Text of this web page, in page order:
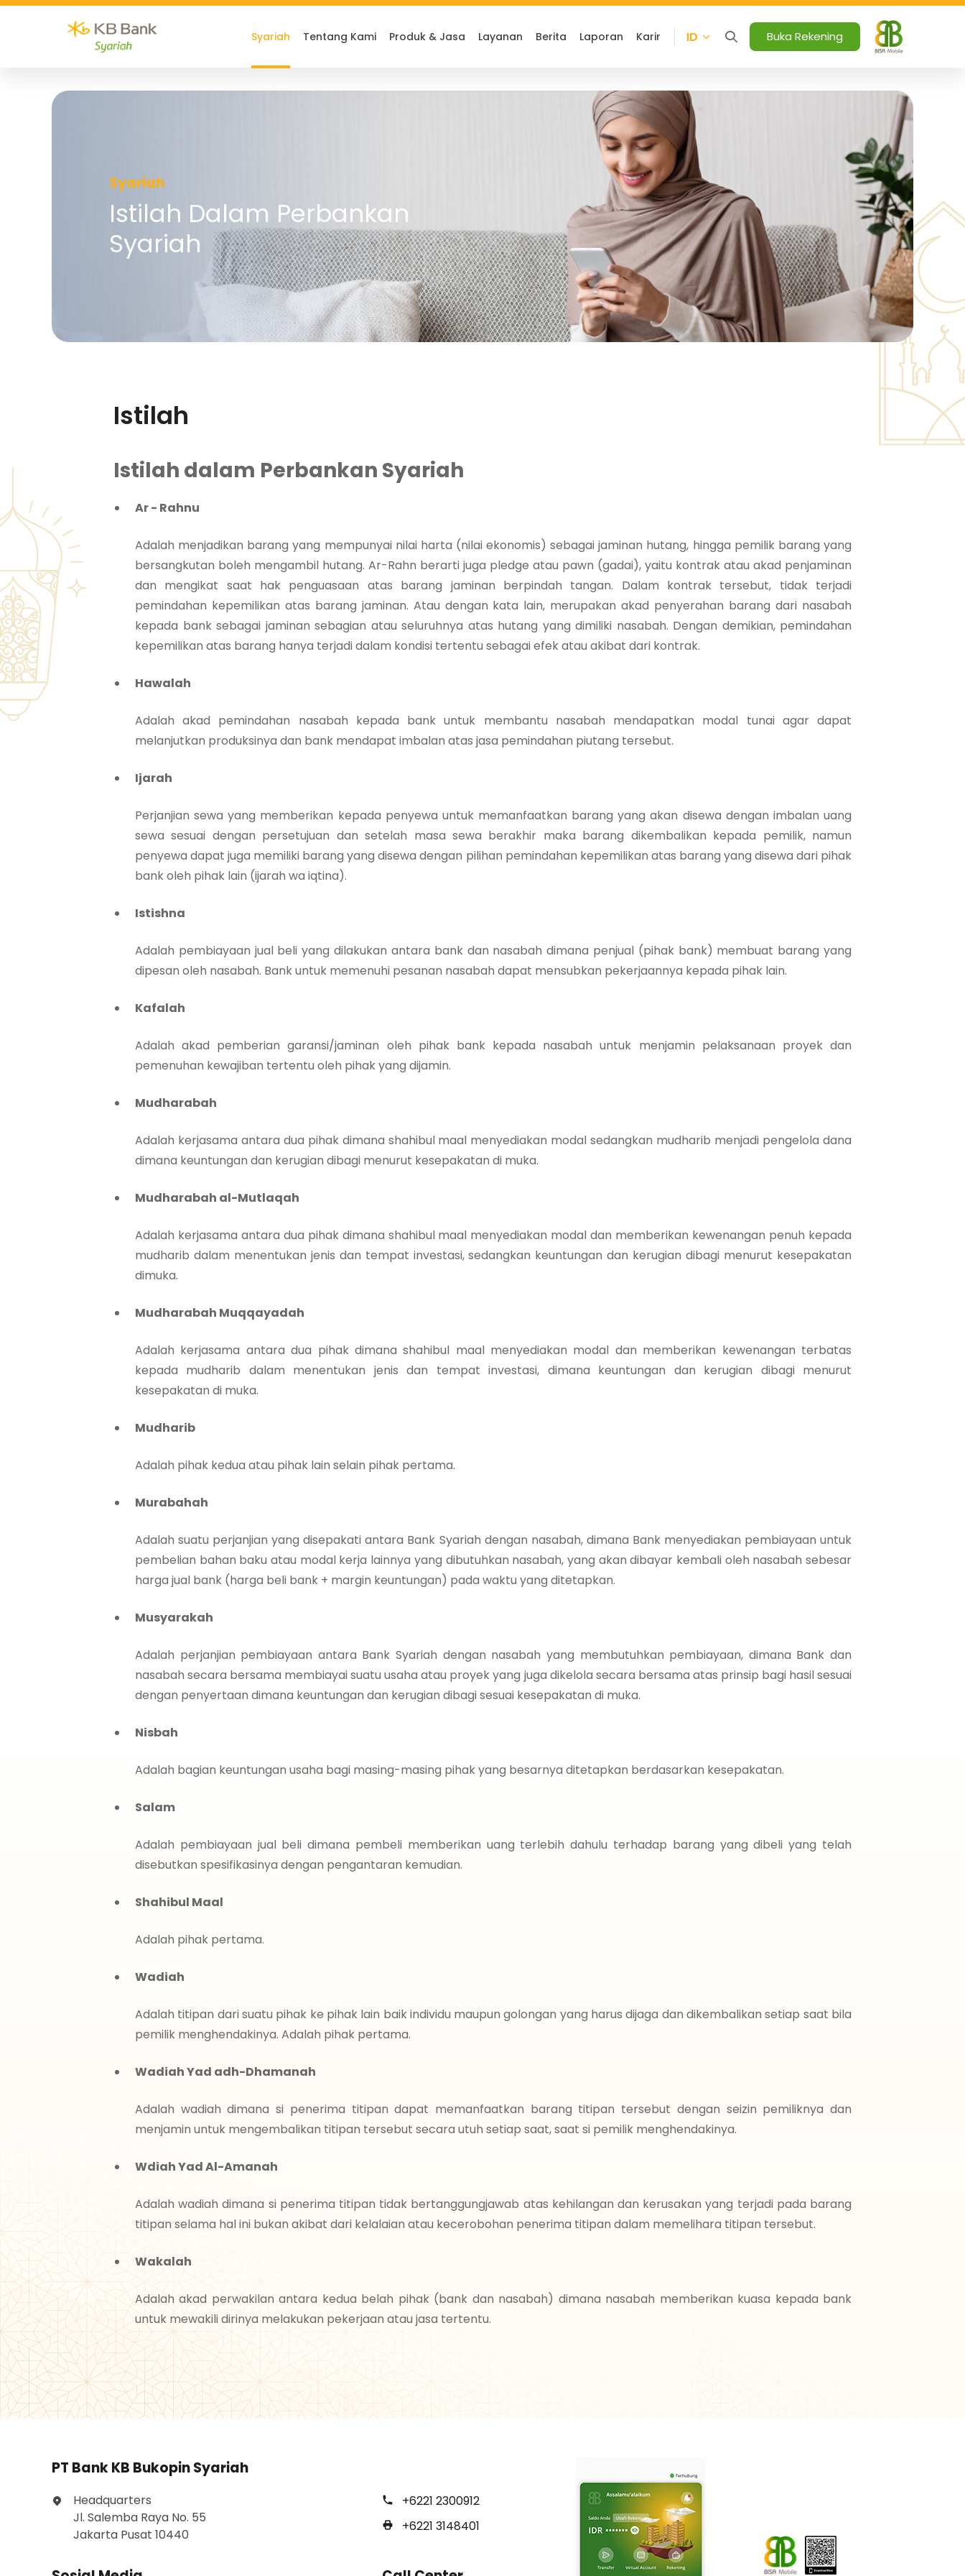
Syariah Tentang Kami Produk & Jasa Layanan Berita Laporan Karir ID Buka Rekening
Syariah
Istilah Dalam Perbankan
Syariah
Istilah
Istilah dalam Perbankan Syariah
Ar - Rahnu
Adalah menjadikan barang yang mempunyai nilai harta (nilai ekonomis) sebagai jaminan hutang, hingga pemilik barang yang
bersangkutan boleh mengambil hutang. Ar-Rahn berarti juga pledge atau pawn (gadai), yaitu kontrak atau akad penjaminan
dan mengikat saat hak penguasaan atas barang jaminan berpindah tangan. Dalam kontrak tersebut, tidak terjadi
pemindahan kepemilikan atas barang jaminan. Atau dengan kata lain, merupakan akad penyerahan barang dari nasabah
kepada bank sebagai jaminan sebagian atau seluruhnya atas hutang yang dimiliki nasabah. Dengan demikian, pemindahan
kepemilikan atas barang hanya terjadi dalam kondisi tertentu sebagai efek atau akibat dari kontrak.
Hawalah
Adalah akad pemindahan nasabah kepada bank untuk membantu nasabah mendapatkan modal tunai agar dapat
melanjutkan produksinya dan bank mendapat imbalan atas jasa pemindahan piutang tersebut.
Ijarah
Perjanjian sewa yang memberikan kepada penyewa untuk memanfaatkan barang yang akan disewa dengan imbalan uang
sewa sesuai dengan persetujuan dan setelah masa sewa berakhir maka barang dikembalikan kepada pemilik, namun
penyewa dapat juga memiliki barang yang disewa dengan pilihan pemindahan kepemilikan atas barang yang disewa dari pihak
bank oleh pihak lain (ijarah wa iqtina).
Istishna
Adalah pembiayaan jual beli yang dilakukan antara bank dan nasabah dimana penjual (pihak bank) membuat barang yang
dipesan oleh nasabah. Bank untuk memenuhi pesanan nasabah dapat mensubkan pekerjaannya kepada pihak lain.
Kafalah
Adalah akad pemberian garansi/jaminan oleh pihak bank kepada nasabah untuk menjamin pelaksanaan proyek dan
pemenuhan kewajiban tertentu oleh pihak yang dijamin.
Mudharabah
Adalah kerjasama antara dua pihak dimana shahibul maal menyediakan modal sedangkan mudharib menjadi pengelola dana
dimana keuntungan dan kerugian dibagi menurut kesepakatan di muka.
Mudharabah al-Mutlaqah
Adalah kerjasama antara dua pihak dimana shahibul maal menyediakan modal dan memberikan kewenangan penuh kepada
mudharib dalam menentukan jenis dan tempat investasi, sedangkan keuntungan dan kerugian dibagi menurut kesepakatan
dimuka.
Mudharabah Muqqayadah
Adalah kerjasama antara dua pihak dimana shahibul maal menyediakan modal dan memberikan kewenangan terbatas
kepada mudharib dalam menentukan jenis dan tempat investasi, dimana keuntungan dan kerugian dibagi menurut
kesepakatan di muka.
Mudharib
Adalah pihak kedua atau pihak lain selain pihak pertama.
Murabahah
Adalah suatu perjanjian yang disepakati antara Bank Syariah dengan nasabah, dimana Bank menyediakan pembiayaan untuk
pembelian bahan baku atau modal kerja lainnya yang dibutuhkan nasabah, yang akan dibayar kembali oleh nasabah sebesar
harga jual bank (harga beli bank + margin keuntungan) pada waktu yang ditetapkan.
Musyarakah
Adalah perjanjian pembiayaan antara Bank Syariah dengan nasabah yang membutuhkan pembiayaan, dimana Bank dan
nasabah secara bersama membiayai suatu usaha atau proyek yang juga dikelola secara bersama atas prinsip bagi hasil sesuai
dengan penyertaan dimana keuntungan dan kerugian dibagi sesuai kesepakatan di muka.
Nisbah
Adalah bagian keuntungan usaha bagi masing-masing pihak yang besarnya ditetapkan berdasarkan kesepakatan.
Salam
Adalah pembiayaan jual beli dimana pembeli memberikan uang terlebih dahulu terhadap barang yang dibeli yang telah
disebutkan spesifikasinya dengan pengantaran kemudian.
Shahibul Maal
Adalah pihak pertama.
Wadiah
Adalah titipan dari suatu pihak ke pihak lain baik individu maupun golongan yang harus dijaga dan dikembalikan setiap saat bila
pemilik menghendakinya. Adalah pihak pertama.
Wadiah Yad adh-Dhamanah
Adalah wadiah dimana si penerima titipan dapat memanfaatkan barang titipan tersebut dengan seizin pemiliknya dan
menjamin untuk mengembalikan titipan tersebut secara utuh setiap saat, saat si pemilik menghendakinya.
Wdiah Yad Al-Amanah
Adalah wadiah dimana si penerima titipan tidak bertanggungjawab atas kehilangan dan kerusakan yang terjadi pada barang
titipan selama hal ini bukan akibat dari kelalaian atau kecerobohan penerima titipan dalam memelihara titipan tersebut.
Wakalah
Adalah akad perwakilan antara kedua belah pihak (bank dan nasabah) dimana nasabah memberikan kuasa kepada bank
untuk mewakili dirinya melakukan pekerjaan atau jasa tertentu.
PT Bank KB Bukopin Syariah
Headquarters
Jl. Salemba Raya No. 55
Jakarta Pusat 10440
+6221 2300912
+6221 3148401